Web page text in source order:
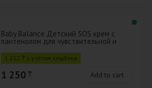
Baby Balance Детский SOS крем с
пантенолом для чувствительной и
1 212 ₸ с учётом кешбэка
1 250 ₸ Add to cart